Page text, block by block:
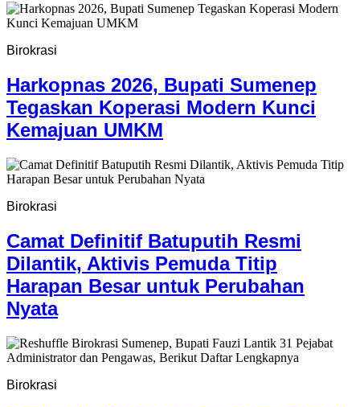
Birokrasi
Harkopnas 2026, Bupati Sumenep
Tegaskan Koperasi Modern Kunci
Kemajuan UMKM
Birokrasi
Camat Definitif Batuputih Resmi
Dilantik, Aktivis Pemuda Titip
Harapan Besar untuk Perubahan
Nyata
Birokrasi